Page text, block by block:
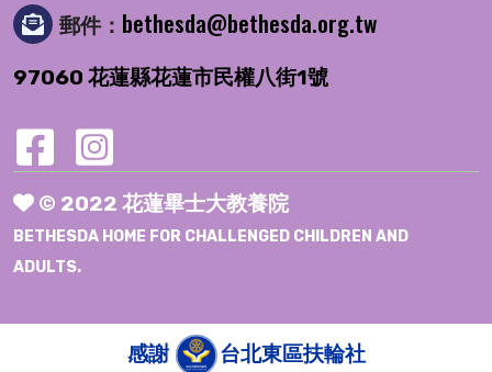
郵件： bethesda@bethesda.org.tw
97060 花蓮縣花蓮市民權八街1號
© 2022 花蓮畢士大教養院
BETHESDA HOME FOR CHALLENGED CHILDREN AND
ADULTS.
感謝 台北東區扶輪社